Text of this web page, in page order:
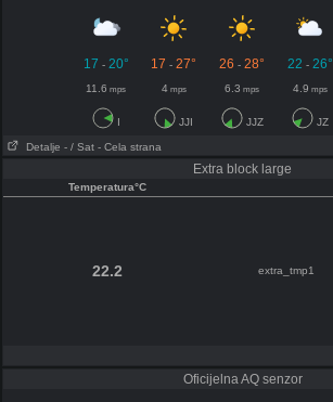
17 - 20° 17 -27° 26 -28° 22 - 26°
11.6 mps 4mps 6.3 mps 4.9 mps
I JJI JJZ JZ
Detalje - / Sat - Cela strana
Extra block large
Temperatura°C
22.2 extra_tmp1
Oficijelna AQ senzor